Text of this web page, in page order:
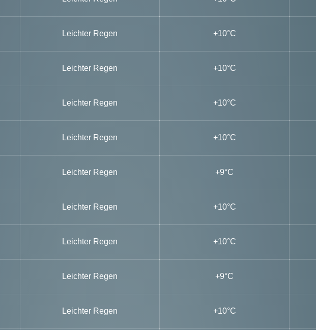
Leichter Regen +10°C
Leichter Regen +10°C
Leichter Regen +10°C
Leichter Regen +10°C
Leichter Regen +9°C
Leichter Regen +10°C
Leichter Regen +10°C
Leichter Regen +9°C
Leichter Regen +10°C